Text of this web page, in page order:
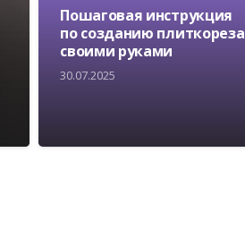
Пошаговая инструкция
по созданию плиткореза
своими руками
30.07.2025